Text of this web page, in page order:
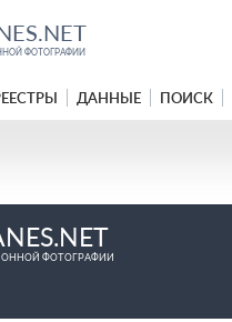
ФОТОГРАФИИ
ДАННЫЕ ПОИСК
ФОТОГРАФИИ